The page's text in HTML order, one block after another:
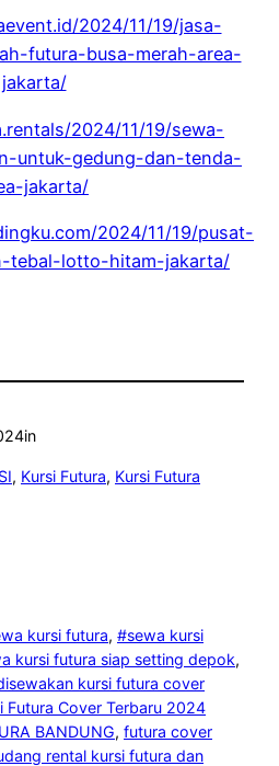
2024/11/19/jasa-
futura-busa-merah-area-
jakarta/
2024/11/19/sewa-
untuk-gedung-dan-tenda-
jakarta/
2024/11/19/pusat-
tebal-lotto-hitam-jakarta/
in
, Kursi Futura, Kursi Futura
kursi futura, #sewa kursi
kursi futura siap setting depok
kursi futura cover
Futura Cover Terbaru 2024
BANDUNG, futura cover
rental kursi futura dan